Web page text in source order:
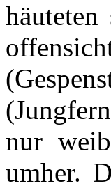
nur
umher.